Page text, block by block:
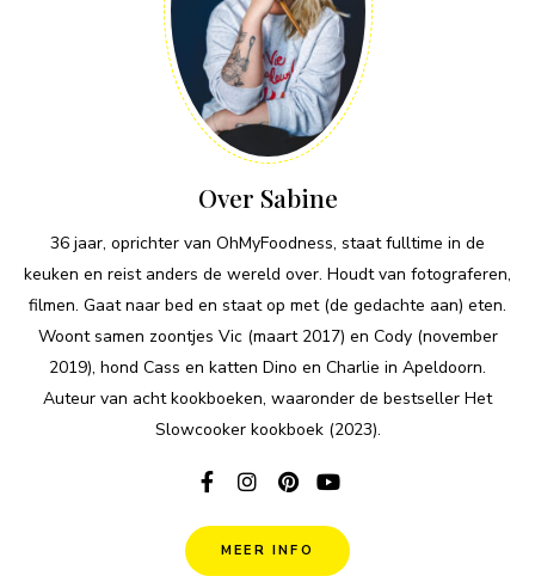
Over Sabine
36 jaar, oprichter van OhMyFoodness, staat fulltime in de
keuken en reist anders de wereld over. Houdt van fotograferen,
filmen. Gaat naar bed en staat op met (de gedachte aan) eten.
Woont samen zoontjes Vic (maart 2017) en Cody (november
2019), hond Cass en katten Dino en Charlie in Apeldoorn.
Auteur van acht kookboeken, waaronder de bestseller Het
Slowcooker kookboek (2023).
MEER INFO